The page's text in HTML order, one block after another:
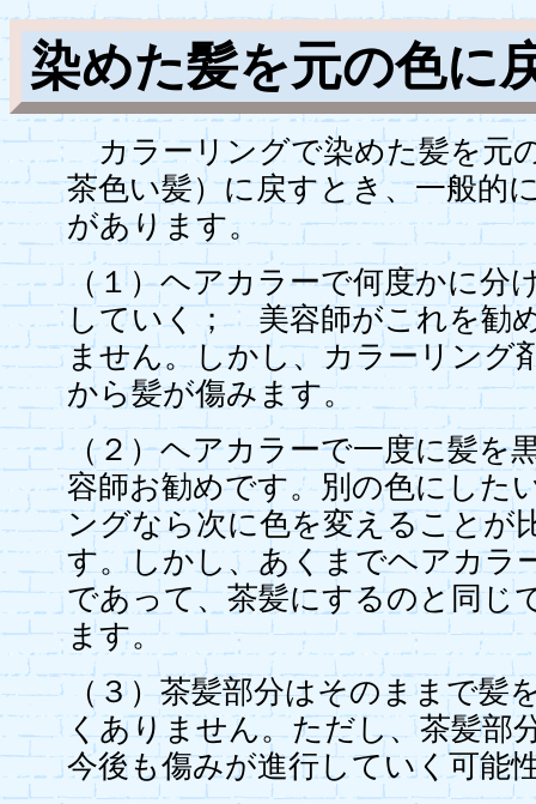
染めた髪を元の色
カラーリングで染めた髪を元
茶色い髪）に戻すとき、一般的
があります。
（１）ヘアカラーで何度かに分
していく； 美容師がこれを勧
ません。しかし、カラーリング
から髪が傷みます。
（２）ヘアカラーで一度に髪
容師お勧めです。別の色にした
ングなら次に色を変えることが
す。しかし、あくまでヘアカラ
であって、茶髪にするのと同じ
ます。
（３）茶髪部分はそのままで
くありません。ただし、茶髪部
今後も傷みが進行していく可能